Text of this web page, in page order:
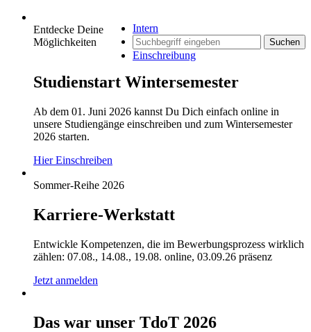
Intern
Suchen
Einschreibung
Entdecke Deine
Möglichkeiten
Studienstart Wintersemester
Ab dem 01. Juni 2026 kannst Du Dich einfach online in
unsere Studiengänge einschreiben und zum Wintersemester
2026 starten.
Hier Einschreiben
Sommer-Reihe 2026
Karriere-Werkstatt
Entwickle Kompetenzen, die im Bewerbungsprozess wirklich
zählen: 07.08., 14.08., 19.08. online, 03.09.26 präsenz
Jetzt anmelden
Das war unser TdoT 2026